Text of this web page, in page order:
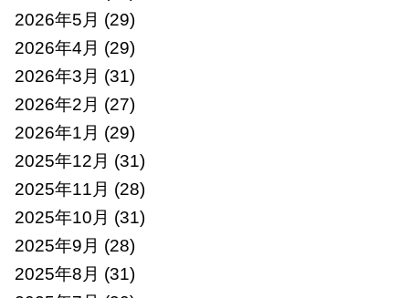
2026年5月 (29)
2026年4月 (29)
2026年3月 (31)
2026年2月 (27)
2026年1月 (29)
2025年12月 (31)
2025年11月 (28)
2025年10月 (31)
2025年9月 (28)
2025年8月 (31)